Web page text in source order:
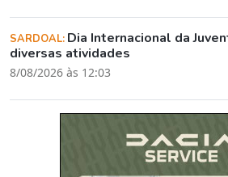
SARDOAL: Dia Internacional da
diversas atividades
8/08/2026 às 12:03